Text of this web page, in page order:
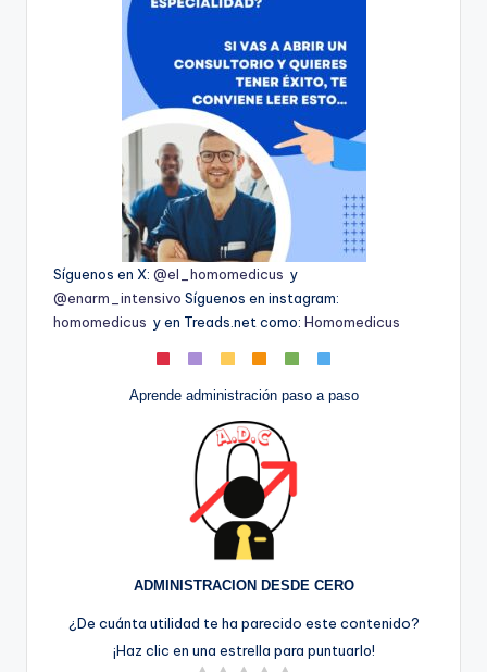
Síguenos en X: @el_homomedicus y
@enarm_intensivo Síguenos en instagram:
homomedicus y en Treads.net como: Homomedicus
Aprende administración paso a paso
ADMINISTRACION DESDE CERO
¿De cuánta utilidad te ha parecido este contenido?
¡Haz clic en una estrella para puntuarlo!